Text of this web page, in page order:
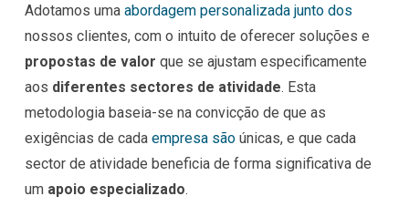
Adotamos uma abordagem personalizada junto dos
nossos clientes, com o intuito de oferecer soluções e
propostas de valor que se ajustam especificamente
aos diferentes sectores de atividade. Esta
metodologia baseia-se na convicção de que as
exigências de cada empresa são únicas, e que cada
sector de atividade beneficia de forma significativa de
um apoio especializado.